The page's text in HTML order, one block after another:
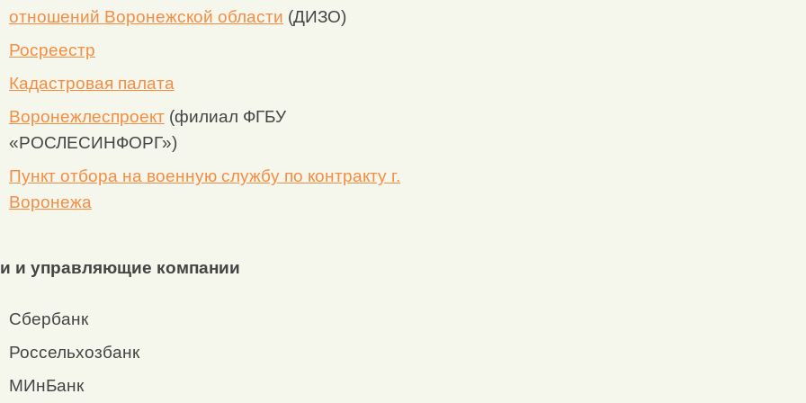
отношений Воронежской области (ДИЗО)
Росреестр
Кадастровая палата
Воронежлеспроект (филиал ФГБУ
«РОСЛЕСИНФОРГ»)
Пункт отбора на военную службу по контракту г.
Воронежа
и управляющие компании
Сбербанк
Россельхозбанк
МИнБанк